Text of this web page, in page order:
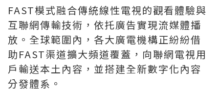
FAST模式融合傳統線性電視的觀看體驗與
互聯網傳輸技術，依托廣告實現流媒體播
放。全球範圍內，各大廣電機構正紛紛借
助FAST渠道擴大頻道覆蓋，向聯網電視用
戶輸送本土內容，並搭建全新數字化內容
分發體系。